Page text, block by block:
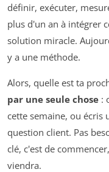
définir, exécuter,
plus d'un an à intégrer
solution miracle.
y a une méthode.
Alors, quelle est ta
par une seule chose :
cette semaine, ou écris
question client. Pas
clé, c'est de
viendra.